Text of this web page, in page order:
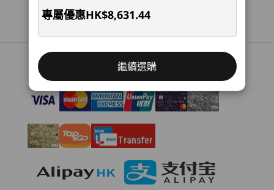
專屬優惠HK$8,631.44
繼續選購
不包括配件。
儲存空間
70WHr
Rapid Charge Express：15 分鐘 @ 3 小時
4 x 2W 立體聲喇叭（2 個低音喇叭、2 個高音喇叭）
Dolby Atmos®
攝影機
USB-C® (USB4® 40Gbps)
2 個 USB-C® (USB4® 40Gbps)
Snapdragon
(6)
HK$8,631.44
(14", Gen 10)
(64)
HK$9,104.60
Convenient Payment Options